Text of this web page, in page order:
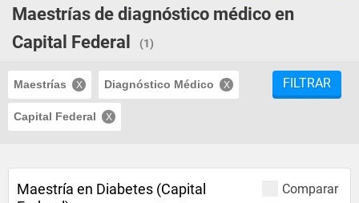
Maestrías de diagnóstico médico en
Capital Federal
(1)
Maestrías Diagnóstico Médico
Capital Federal
FILTRAR
Comparar
Maestría en Diabetes (Capital